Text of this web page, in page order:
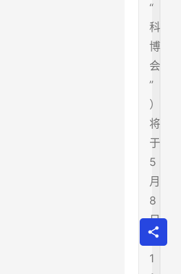
“
科
博
会
”
）
将
于
5
月
8
日
至
1